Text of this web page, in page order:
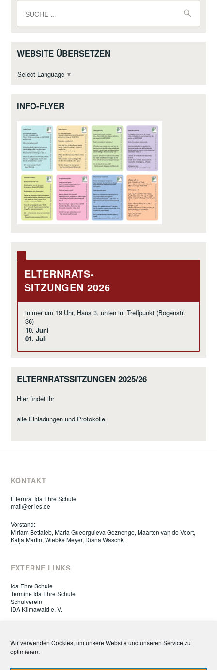
Wir verwenden Cookies, um unsere Website und unseren Service zu
optimieren.
nach:
WEBSITE ÜBERSETZEN
Select Language ▼
INFO-FLYER
ELTERNRATS-
SITZUNGEN 2026
immer um 19 Uhr, Haus 3, unten im Treffpunkt (Bogenstr.
36)
10. Juni
01. Juli
ELTERNRATSSITZUNGEN 2025/26
Hier findet ihr
alle Einladungen und Protokolle
KONTAKT
Elternrat Ida Ehre Schule
mail@er-ies.de
Vorstand:
Miriam Bettaieb, Maria Gueorguieva Geznenge, Maarten van de Voort,
Katja Martin, Wiebke Meyer, Diana Waschki
EXTERNE LINKS
Ida Ehre Schule
Termine Ida Ehre Schule
Schulverein
IDA Klimawald e. V.
Datenschutz
Impressum